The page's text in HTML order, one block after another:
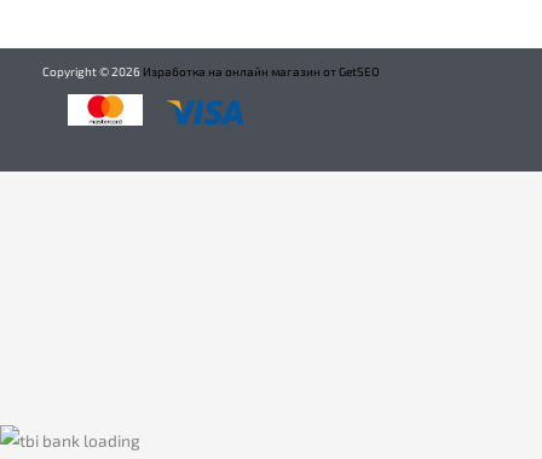
Copyright ©2026 Изработка на онлайн магазин от GetSEO